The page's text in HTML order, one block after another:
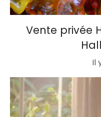
Vente privée
Il